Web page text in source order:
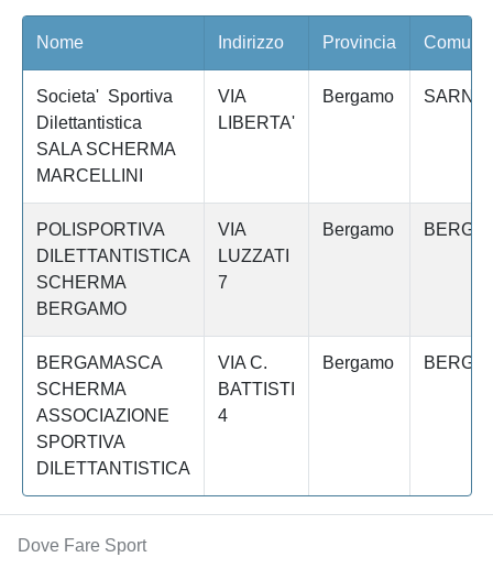
Nome Indirizzo Provincia
Societa' Sportiva
Dilettantistica
SALA SCHERMA
MARCELLINI
VIA
LIBERTA'
Bergamo
POLISPORTIVA
DILETTANTISTICA
SCHERMA
BERGAMO
VIA
LUZZATI
7
Bergamo
BERGAMASCA
SCHERMA
ASSOCIAZIONE
SPORTIVA
DILETTANTISTICA
VIA C.
BATTISTI
4
Bergamo
Dove Fare Sport